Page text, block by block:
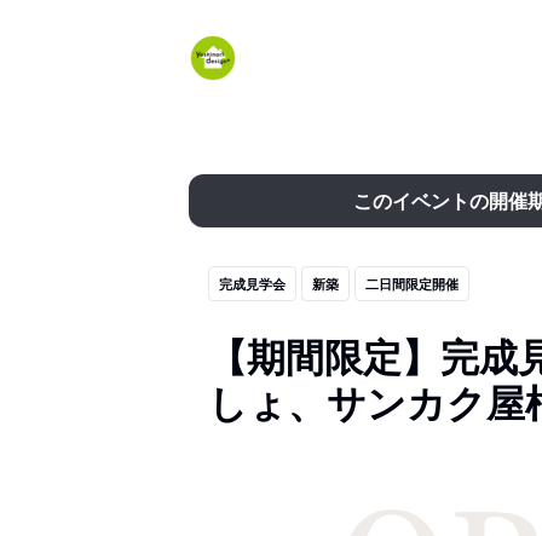
このイベントの開催
完成見学会 新築 二日間限定開催
【期間限定】完
しょ、サンカク